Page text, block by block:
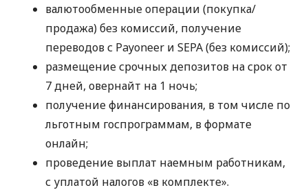
валютообменные операции (покупка/
продажа) без комиссий, получение
переводов с Payoneer и SEPA (без комиссий);
размещение срочных депозитов на срок от
7 дней, овернайт на 1 ночь;
получение финансирования, в том числе по
льготным госпрограммам, в формате
онлайн;
проведение выплат наемным работникам,
с уплатой налогов «в комплекте».